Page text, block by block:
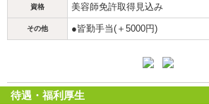
資格 美容師免許取得見込み
その他 ●皆勤手当(＋5000円)
待遇・福利厚生